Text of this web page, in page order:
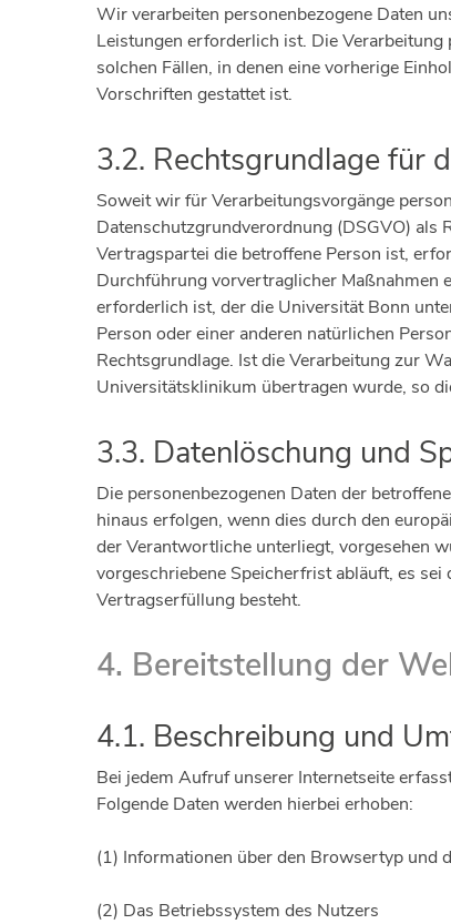
Wir verarbeiten personenbezogene Daten
Leistungen erforderlich ist. Die
solchen Fällen, in denen eine vorherige
Vorschriften gestattet ist.
3.2. Rechtsgrundlage für
Soweit wir für Verarbeitungsvorgänge
Datenschutzgrundverordnung (DSGVO) als
Vertragspartei die betroffene Person ist,
Durchführung vorvertraglicher Maßnahmen
erforderlich ist, der die Universität Bonn
Person oder einer anderen natürlichen
Rechtsgrundlage. Ist die Verarbeitung zur
Universitätsklinikum übertragen wurde, so
3.3. Datenlöschung und
Die personenbezogenen Daten der
hinaus erfolgen, wenn dies durch den
der Verantwortliche unterliegt, vorgesehen
vorgeschriebene Speicherfrist abläuft, es
Vertragserfüllung besteht.
4. Bereitstellung der
4.1. Beschreibung und
Bei jedem Aufruf unserer Internetseite
Folgende Daten werden hierbei erhoben:
(1) Informationen über den Browsertyp und
(2) Das Betriebssystem des Nutzers